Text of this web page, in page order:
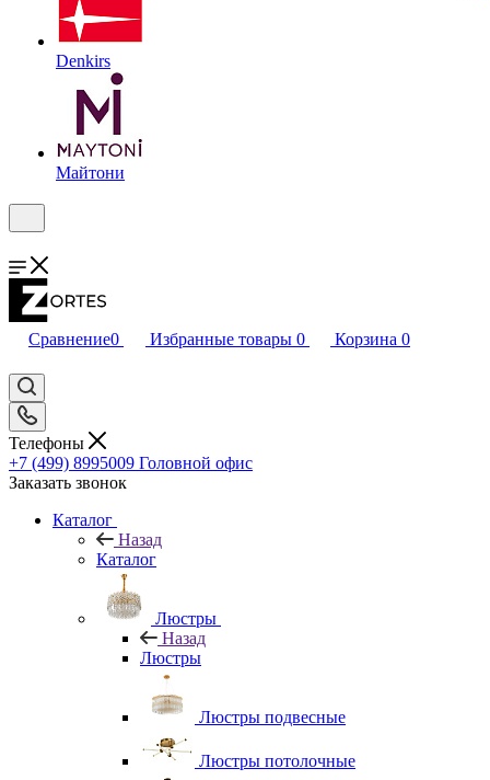
Denkirs
Майтони
Сравнение0 Избранные товары 0 Корзина 0
Телефоны
+7 (499) 8995009 Головной офис
Заказать звонок
Каталог
Назад
Каталог
Люстры
Назад
Люстры
Люстры подвесные
Люстры потолочные